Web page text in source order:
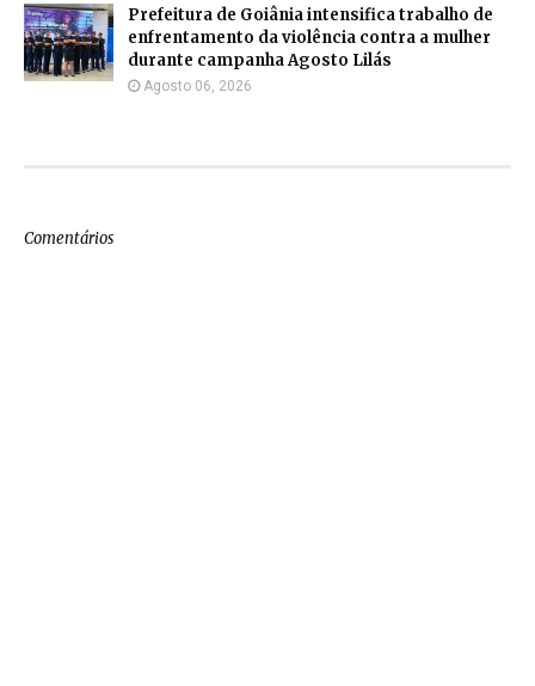
Prefeitura de Goiânia intensifica trabalho de
enfrentamento da violência contra a mulher
durante campanha Agosto Lilás
Agosto 06, 2026
Comentários